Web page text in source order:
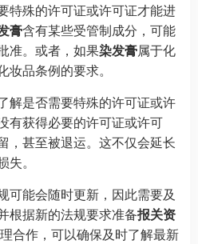
特殊的许可证或许可证才能进
膏含有某些受管制成分，可能
准。或者，如果染发膏属于化
品条例的要求。
解是否需要特殊的许可证或许
有获得必要的许可证或许可
，甚至被退运。这不仅会延长
。
可能会随时更新，因此需要及
根据新的法规要求准备报关资
合作，可以确保及时了解最新